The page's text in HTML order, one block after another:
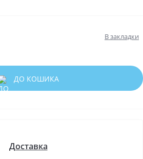
В закладки
ДО КОШИКА
Доставка